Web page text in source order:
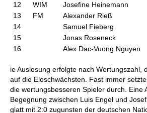
12
WIM Josefine Heinemann
13
FM Alexander Rieß
14
Samuel Fieberg
15
Jonas Roseneck
16
Alex Dac-Vuong Nguyen
ie Auslosung erfolgte nach Wertungszahl,
auf die Eloschwächsten. Fast immer
die wertungsbesseren Spieler durch. Eine
Begegnung zwischen Luis Engel und
glatt mit 2:0 zugunsten der deutschen